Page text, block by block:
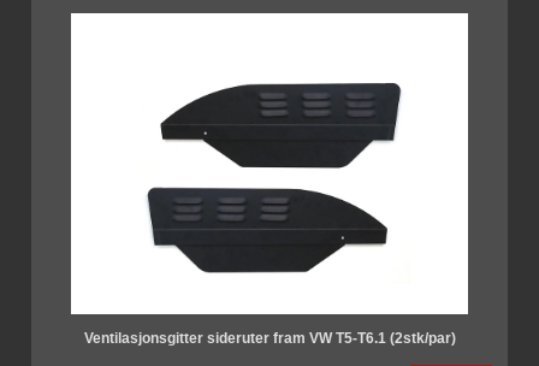
Ventilasjonsgitter sideruter fram VW T5-T6.1 (2stk/par)